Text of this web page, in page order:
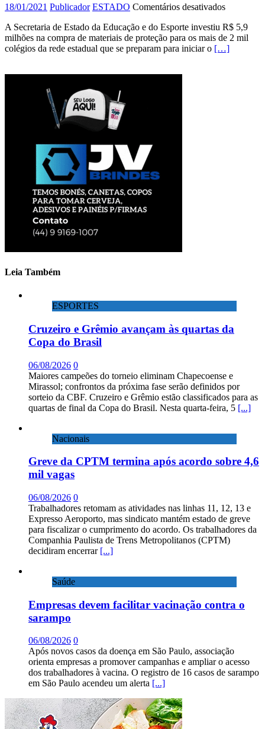
18/01/2021 Publicador ESTADO Comentários desativadosem
das
escolas
já
A Secretaria de Estado da Educação e do Esporte investiu R$ 5,9
milhões na compra de materiais de proteção para os mais de 2 mil
colégios da rede estadual que se preparam para iniciar o […]
Leia Também
ESPORTES
Cruzeiro e Grêmio avançam às quartas da
Copa do Brasil
06/08/2026 0
Maiores campeões do torneio eliminam Chapecoense e
Mirassol; confrontos da próxima fase serão definidos por
sorteio da CBF. Cruzeiro e Grêmio estão classificados para as
quartas de final da Copa do Brasil. Nesta quarta-feira, 5 [...]
Nacionais
Greve da CPTM termina após acordo sobre 4,6
mil vagas
06/08/2026 0
Trabalhadores retomam as atividades nas linhas 11, 12, 13 e
Expresso Aeroporto, mas sindicato mantém estado de greve
para fiscalizar o cumprimento do acordo. Os trabalhadores da
Companhia Paulista de Trens Metropolitanos (CPTM)
decidiram encerrar [...]
Saúde
Empresas devem facilitar vacinação contra o
sarampo
06/08/2026 0
Após novos casos da doença em São Paulo, associação
orienta empresas a promover campanhas e ampliar o acesso
dos trabalhadores à vacina. O registro de 16 casos de sarampo
em São Paulo acendeu um alerta [...]